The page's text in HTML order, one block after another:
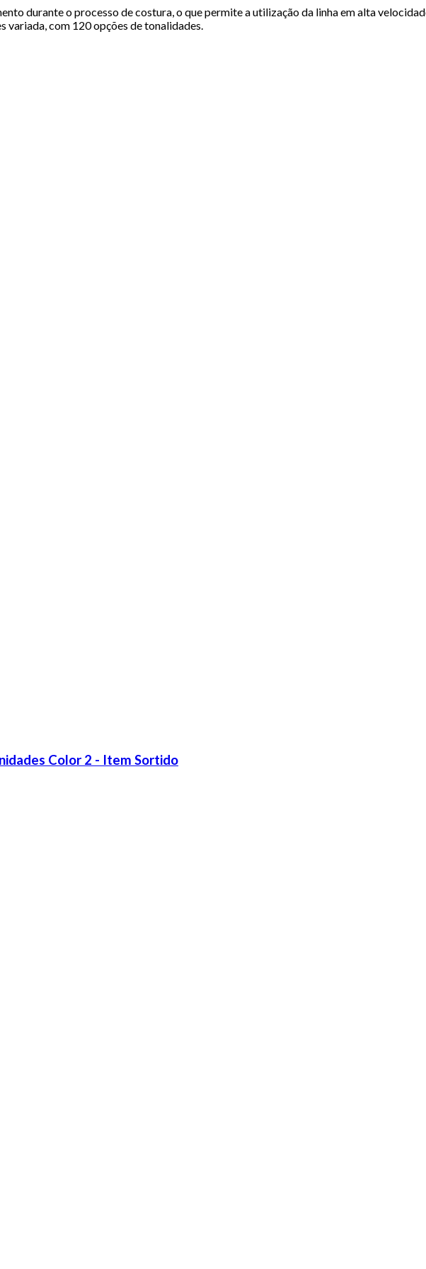
durante o processo de costura, o que permite a utilização da linha em alta
variada, com 120 opções de tonalidades.
Color 2 - Item Sortido